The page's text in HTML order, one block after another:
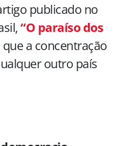
publicado no
“O paraíso dos
a concentração
outro país